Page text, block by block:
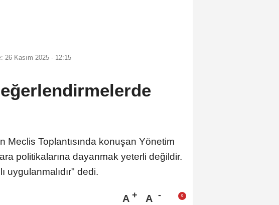
26 Kasım 2025 - 12:15
Meclis Toplantısında konuşan Yönetim
politikalarına dayanmak yeterli değildir.
uygulanmalıdır" dedi.
A A